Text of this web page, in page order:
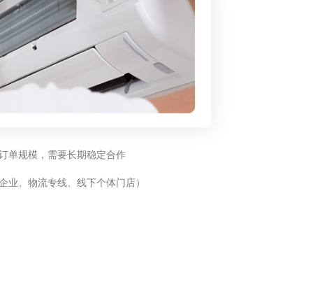
单规模，需要长期稳定合作
业、物流专线、线下个体门店）